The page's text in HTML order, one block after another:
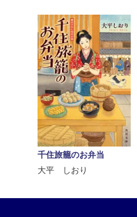
千住旅籠のお弁当
大平 しおり